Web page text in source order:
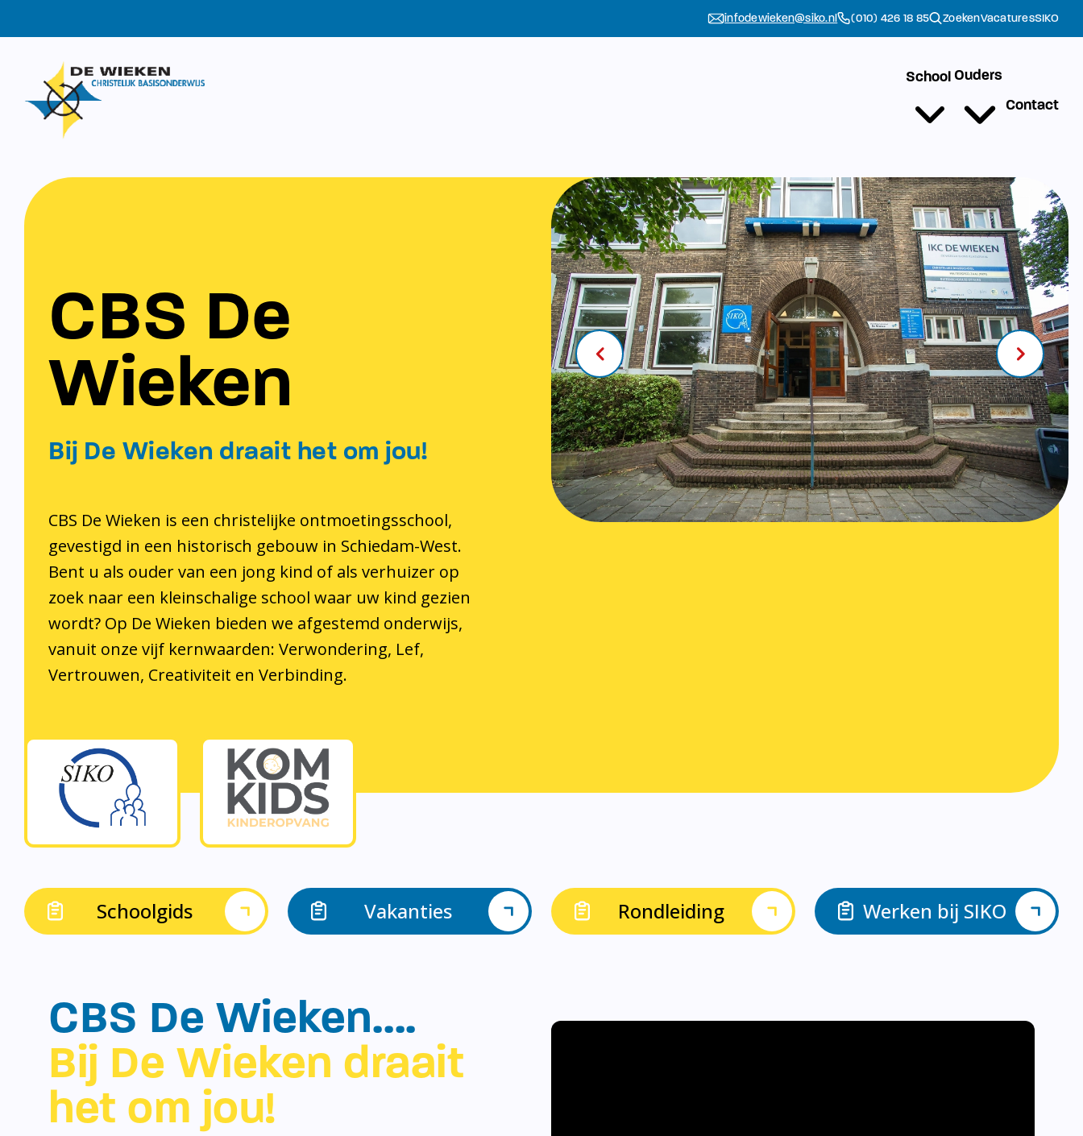
infodewieken@siko.nl (010) 426 18 85 ZoekenVacaturesSIKO
School Ouders
Contact
CBS De
Wieken
Bij De Wieken draait het om jou!
CBS De Wieken is een christelijke ontmoetingsschool,
gevestigd in een historisch gebouw in Schiedam-West.
Bent u als ouder van een jong kind of als verhuizer op
zoek naar een kleinschalige school waar uw kind gezien
wordt? Op De Wieken bieden we afgestemd onderwijs,
vanuit onze vijf kernwaarden: Verwondering, Lef,
Vertrouwen, Creativiteit en Verbinding.
Schoolgids Vakanties Rondleiding Werken bij SIKO
CBS De Wieken….
Bij De Wieken draait
het om jou!